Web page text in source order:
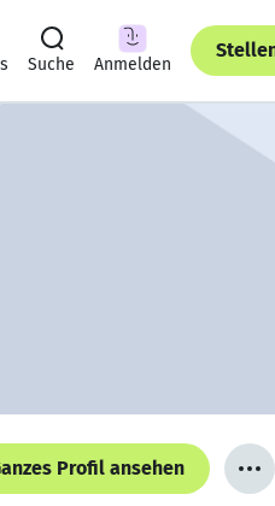
Suche Anmelden
Profil ansehen